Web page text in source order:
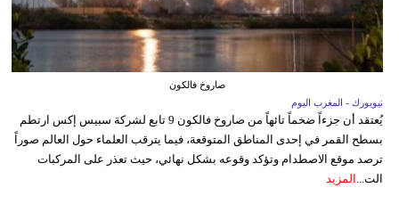
صاروخ فالكون
نيويورك - المغرب اليوم
يُعتقد أن جزءاً ضخماً تائهاً من صاروخ فالكون 9 تابع لشركة سبيس إكس ارتطم
بسطح القمر في إحدى المناطق المتوقعة، فيما يترقب العلماء حول العالم صوراً
ترصد موقع الاصطدام وتؤكد وقوعه بشكل نهائي، حيث تعذر على المركبات
الت... المزيد